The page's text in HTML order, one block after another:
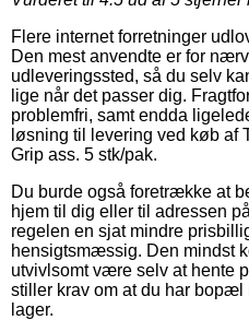
Flere internet forretninger
Den mest anvendte er for
udleveringssted, så du selv
lige når det passer dig.
problemfri, samt endda
løsning til levering ved køb af
Grip ass. 5 stk/pak.
Du burde også foretrække at
hjem til dig eller til adressen
regelen en sjat mindre
hensigtsmæssig. Den mindst
utvivlsomt være selv at hente
stiller krav om at du har
lager.